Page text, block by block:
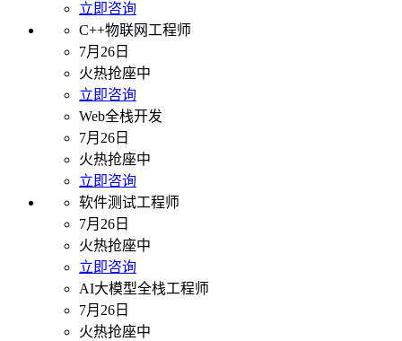
立即咨询
C++物联网工程师
7月26日
火热抢座中
立即咨询
Web全栈开发
7月26日
火热抢座中
立即咨询
软件测试工程师
7月26日
火热抢座中
立即咨询
AI大模型全栈工程师
7月26日
火热抢座中